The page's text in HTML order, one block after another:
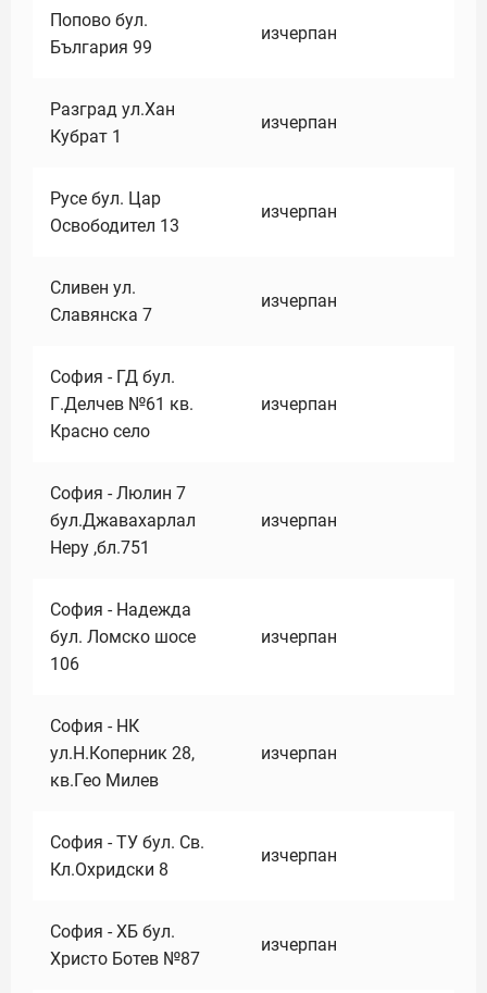
Попово бул.
България 99
изчерпан
Разград ул.Хан
Кубрат 1
изчерпан
Русе бул. Цар
Освободител 13
изчерпан
Сливен ул.
Славянска 7
изчерпан
София - ГД бул.
Г.Делчев №61 кв.
Красно село
изчерпан
София - Люлин 7
бул.Джавахарлал
Неру ,бл.751
изчерпан
София - Надежда
бул. Ломско шосе
106
изчерпан
София - НК
ул.Н.Коперник 28,
кв.Гео Милев
изчерпан
София - ТУ бул. Св.
Кл.Охридски 8
изчерпан
София - ХБ бул.
Христо Ботев №87
изчерпан